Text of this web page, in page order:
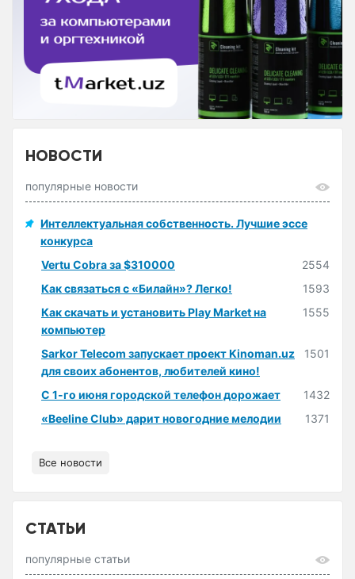
НОВОСТИ
популярные новости
Интеллектуальная собственность. Лучшие эссе
конкурса
Vertu Cobra за $310000
2554
Как связаться с «Билайн»? Легко!
1593
Как скачать и установить Play Market на
компьютер
1555
Sarkor Telecom запускает проект Kinoman.uz
для своих абонентов, любителей кино!
1501
С 1-го июня городской телефон дорожает
1432
«Beeline Club» дарит новогодние мелодии
1371
Все новости
СТАТЬИ
популярные статьи